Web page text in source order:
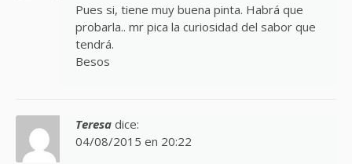
Pues si, tiene muy buena pinta. Habrá que
probarla.. mr pica la curiosidad del sabor que
tendrá.
Besos
Teresa dice:
04/08/2015 en 20:22